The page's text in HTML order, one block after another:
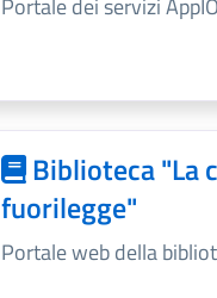
Portale dei servizi AppIO
Biblioteca "La
fuorilegge"
Portale web della